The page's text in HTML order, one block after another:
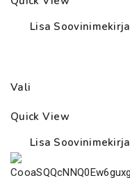
Lisa Soovinimekirja
Vali
Quick View
Lisa Soovinimekirja